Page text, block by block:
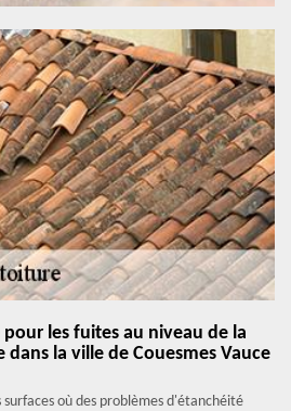
les fuites au niveau de la
la ville de Couesmes Vauce
surfaces où des problèmes d'étanchéité